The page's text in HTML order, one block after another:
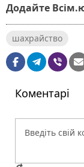
Додайте
шахрайство
Коментарі